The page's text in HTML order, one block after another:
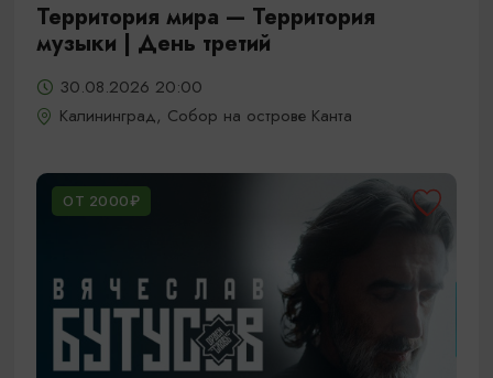
Территория мира — Территория
музыки | День третий
30.08.2026 20:00
Калининград, Собор на острове Канта
ОТ 2000₽